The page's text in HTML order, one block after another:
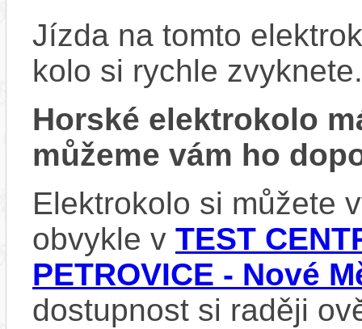
Jízda na tomto
kolo si rychle zvyknete.
Horské elektrokolo
můžeme vám ho
Elektrokolo si můžete
obvykle v TEST
PETROVICE - Nové
dostupnost si raději